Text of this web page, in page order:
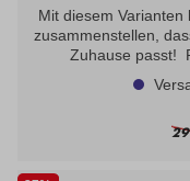
Mit diesem
zusammenstellen,
Zuhause passt!
sowie in zahlreichen
die optimal
hochwertigen